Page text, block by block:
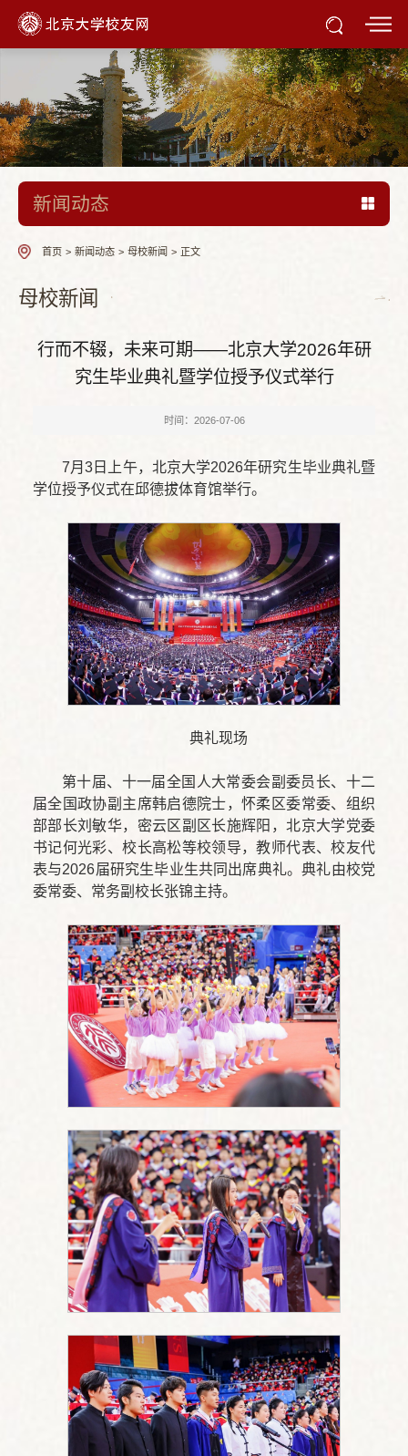
新闻动态
首页 > 新闻动态 > 母校新闻 > 正文
母校新闻
行而不辍，未来可期——北京大学2026年研
究生毕业典礼暨学位授予仪式举行
时间：2026-07-06
7月3日上午，北京大学2026年研究生毕业典礼暨
学位授予仪式在邱德拔体育馆举行。
典礼现场
第十届、十一届全国人大常委会副委员长、十二
届全国政协副主席韩启德院士，怀柔区委常委、组织
部部长刘敏华，密云区副区长施辉阳，北京大学党委
书记何光彩、校长高松等校领导，教师代表、校友代
表与2026届研究生毕业生共同出席典礼。典礼由校党
委常委、常务副校长张锦主持。